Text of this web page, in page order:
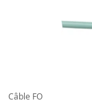
Câble FO